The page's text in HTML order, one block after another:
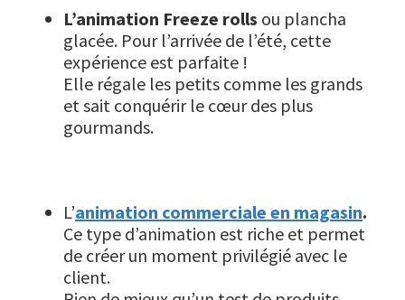
L’animation Freeze rolls ou plancha
glacée. Pour l’arrivée de l’été, cette
expérience est parfaite !
Elle régale les petits comme les grands
et sait conquérir le cœur des plus
gourmands.
L’animation commerciale en magasin.
Ce type d’animation est riche et permet
de créer un moment privilégié avec le
client.